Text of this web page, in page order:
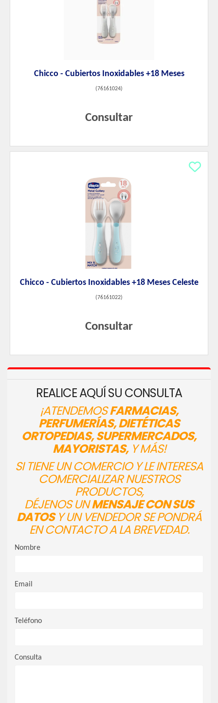
Chicco - Cubiertos Inoxidables +18 Meses
(76161024)
Consultar
Chicco - Cubiertos Inoxidables +18 Meses Celeste
(76161022)
Consultar
REALICE AQUÍ SU CONSULTA
¡ATENDEMOSFARMACIAS,
PERFUMERÍAS, DIETÉTICAS
ORTOPEDIAS, SUPERMERCADOS,
MAYORISTAS,Y MÁS!
SI TIENE UN COMERCIO Y LE INTERESA
COMERCIALIZAR NUESTROS
PRODUCTOS,
DÉJENOS UNMENSAJE CON SUS
DATOSY UN VENDEDOR SE PONDRÁ
EN CONTACTO A LA BREVEDAD.
Nombre
Email
Teléfono
Consulta